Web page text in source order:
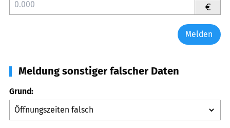
€
Melden
Meldung sonstiger falscher Daten
Grund: